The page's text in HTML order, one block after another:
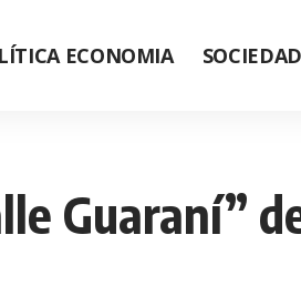
ECONOMIA SOCIEDAD
Guaraní”